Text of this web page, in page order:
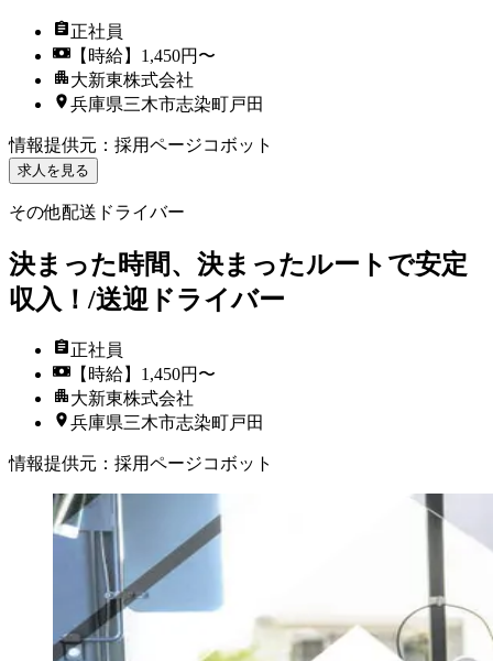
正社員
【時給】1,450円〜
大新東株式会社
兵庫県三木市志染町戸田
情報提供元 ： 採用ページコボット
求人を見る
その他配送ドライバー
決まった時間、決まったルートで安定
収入！/送迎ドライバー
正社員
【時給】1,450円〜
大新東株式会社
兵庫県三木市志染町戸田
情報提供元 ： 採用ページコボット